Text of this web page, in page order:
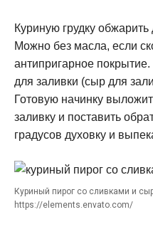
Куриную грудку обжарить
Можно без масла, если
антипригарное
для заливки (сыр для
Готовую начинку
заливку и поставить
градусов духовку и
Куриный пирог со сливками и
https://elements.envato.com/